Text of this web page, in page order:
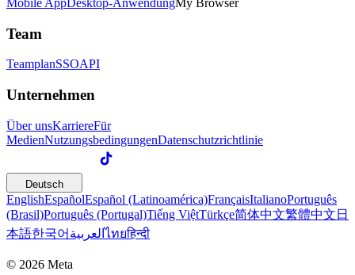
Mobile AppDesktop-AnwendungMy Browser
Team
TeamplanSSOAPI
Unternehmen
Über unsKarriereFür
MedienNutzungsbedingungenDatenschutzrichtlinie
Deutsch
EnglishEspañolEspañol (Latinoamérica)FrançaisItalianoPortuguês
(Brasil)Português (Portugal)Tiếng ViệtTürkçe简体中文繁體中文 日
本語한국어 العربيةไทยहिन्दी
© 2026 Meta